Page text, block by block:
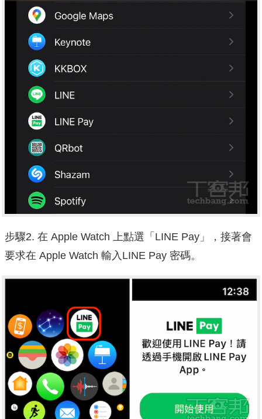
步驟2. 在 Apple Watch 上點選「LINE Pay」，接著會
要求在 Apple Watch 輸入LINE Pay 密碼。